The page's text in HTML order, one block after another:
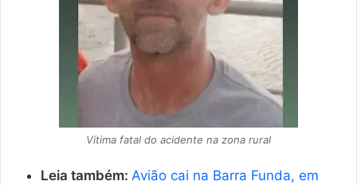
Vítima fatal do acidente na zona rural
Leia também: Avião cai na Barra Funda, em